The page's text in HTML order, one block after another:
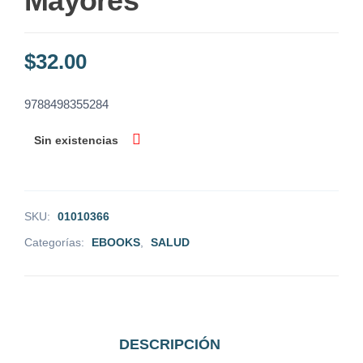
$32.00
9788498355284
Sin existencias
SKU:
01010366
Categorías:
EBOOKS SALUD
DESCRIPCIÓN